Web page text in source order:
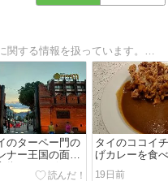
のターペー門の
ナー王国の面影
街のシンボル
タイのココイ
げカレーを食
19日前